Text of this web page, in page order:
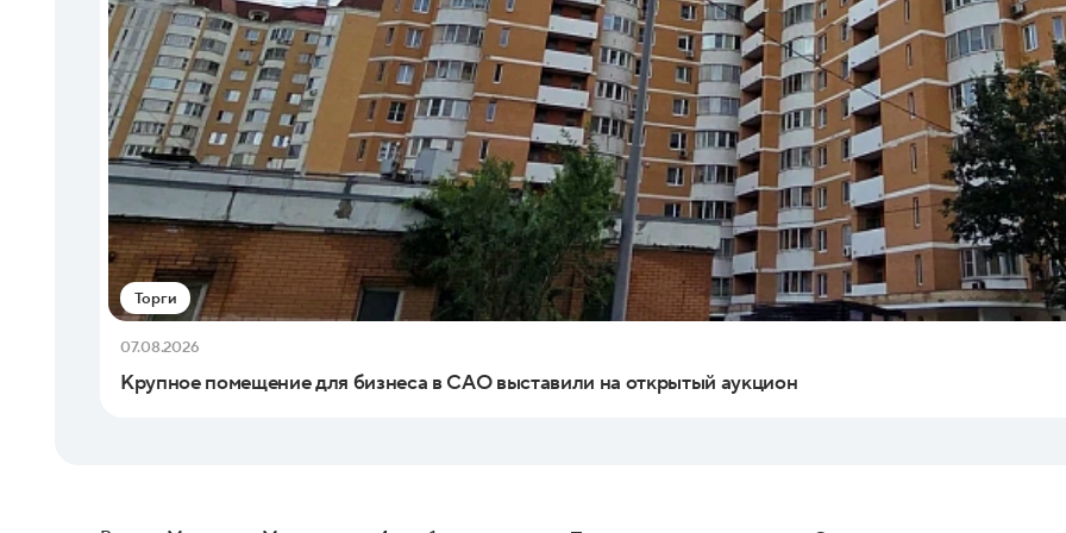
Торги
07.08.2026
Крупное помещение для бизнеса в САО выставили на открытый аукцион